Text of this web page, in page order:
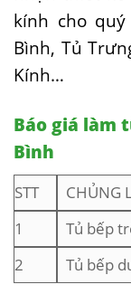
kính cho
Bình, Tủ
Kính…
Báo giá làm
Bình
STT CHỦNG
1
Tủ bếp
2
Tủ bếp